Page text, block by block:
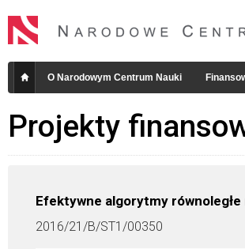
O Narodowym Centrum Nauki
Projekty
Efektywne algorytmy
2016/21/B/ST1/00350